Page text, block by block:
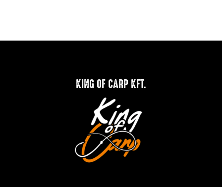
KING OF CARP KFT.